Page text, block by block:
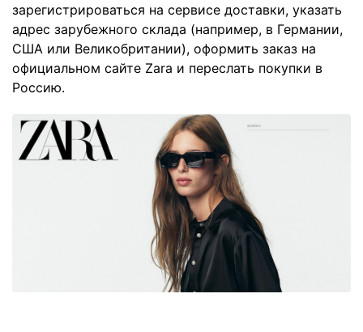
зарегистрироваться на сервисе доставки, указать
адрес зарубежного склада (например, в Германии,
США или Великобритании), оформить заказ на
официальном сайте Zara и переслать покупки в
Россию.